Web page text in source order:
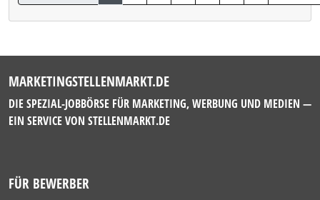
MARKETINGSTELLENMARKT.DE
DIE SPEZIAL-JOBBÖRSE FÜR MARKETING, WERBUNG UND MEDIEN —
EIN SERVICE VON STELLENMARKT.DE
FÜR BEWERBER